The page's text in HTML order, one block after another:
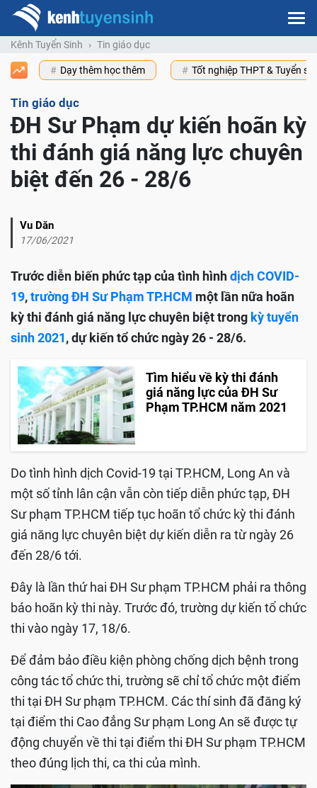
Kênh Tuyển Sinh Tin giáo dục
Dạy thêm học thêm Tốt nghiệp THPT & Tuyển
Tin giáo dục
ĐH Sư Phạm dự kiến hoãn kỳ
thi đánh giá năng lực chuyên
biệt đến 26 - 28/6
Vu Dăn
17/06/2021
Trước diễn biến phức tạp của tình hìnhdịch COVID-
19,trường ĐH Sư Phạm TP.HCM một lần nữa hoãn
kỳ thi đánh giá năng lực chuyên biệt trong kỳ tuyển
sinh 2021, dự kiến tổ chức ngày 26 - 28/6.
Tìm hiểu về kỳ thi đánh
giá năng lực của ĐH Sư
Phạm TP.HCM năm 2021
Do tình hình dịch Covid-19 tại TP.HCM, Long An và
một số tỉnh lân cận vẫn còn tiếp diễn phức tạp, ĐH
Sư phạm TP.HCM tiếp tục hoãn tổ chức kỳ thi đánh
giá năng lực chuyên biệt dự kiến diễn ra từ ngày 26
đến 28/6 tới.
Đây là lần thứ hai ĐH Sư phạm TP.HCM phải ra thông
báo hoãn kỳ thi này. Trước đó, trường dự kiến tổ chức
thi vào ngày 17, 18/6.
Để đảm bảo điều kiện phòng chống dịch bệnh trong
công tác tổ chức thi, trường sẽ chỉ tổ chức một điểm
thi tại ĐH Sư phạm TP.HCM. Các thí sinh đã đăng ký
tại điểm thi Cao đẳng Sư phạm Long An sẽ được tự
động chuyển về thi tại điểm thi ĐH Sư phạm TP.HCM
theo đúng lịch thi, ca thi của mình.